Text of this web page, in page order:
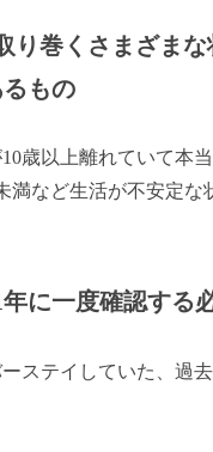
巻くさまざま
もの
歳以上離れていて本
など生活が不安定な
に一度確認する
ステイしていた、過